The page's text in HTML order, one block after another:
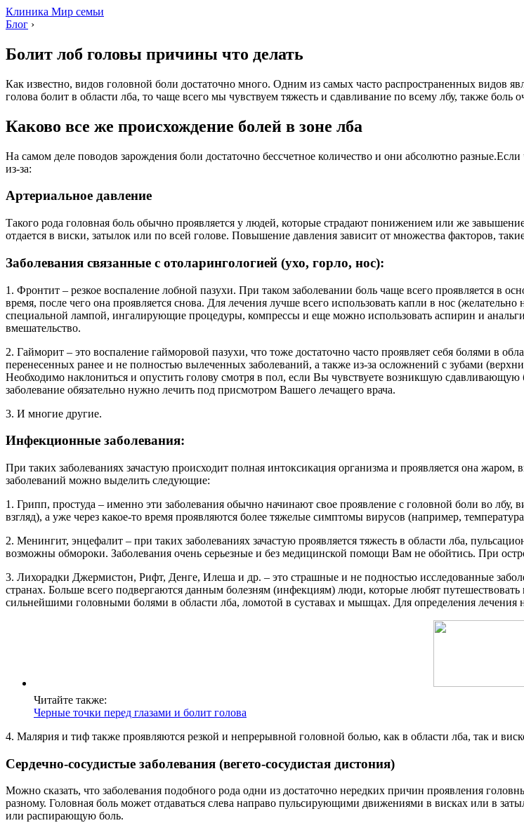
Клиника Мир семьи
Блог ›
Болит лоб головы причины что делать
Как известно, видов головной боли достаточно много. Одним из самых часто распространенных видов
голова болит в области лба, то чаще всего мы чувствуем тяжесть и сдавливание по всему лбу, также боль
Каково все же происхождение болей в зоне лба
На самом деле поводов зарождения боли достаточно бессчетное количество и они абсолютно
из-за:
Артериальное давление
Такого рода головная боль обычно проявляется у людей, которые страдают понижением или же
отдается в виски, затылок или по всей голове. Повышение давления зависит от множества факторов,
Заболевания связанные с отоларингологией (ухо, горло, нос):
1. Фронтит – резкое воспаление лобной пазухи. При таком заболевании боль чаще всего проявляется в
время, после чего она проявляется снова. Для лечения лучше всего использовать капли в нос
специальной лампой, ингалирующие процедуры, компрессы и еще можно использовать аспирин и
вмешательство.
2. Гайморит – это воспаление гайморовой пазухи, что тоже достаточно часто проявляет себя болями в
перенесенных ранее и не полностью вылеченных заболеваний, а также из-за осложнений с зубами
Необходимо наклониться и опустить голову смотря в пол, если Вы чувствуете возникшую
заболевание обязательно нужно лечить под присмотром Вашего лечащего врача.
3. И многие другие.
Инфекционные заболевания:
При таких заболеваниях зачастую происходит полная интоксикация организма и проявляется она
заболеваний можно выделить следующие:
1. Грипп, простуда – именно эти заболевания обычно начинают свое проявление с головной боли во лбу,
взгляд), а уже через какое-то время проявляются более тяжелые симптомы вирусов (например,
2. Менингит, энцефалит – при таких заболеваниях зачастую проявляется тяжесть в области лба,
возможны обмороки. Заболевания очень серьезные и без медицинской помощи Вам не обойтись. При
3. Лихорадки Джермистон, Рифт, Денге, Илеша и др. – это страшные и не подностью исследованные
странах. Больше всего подвергаются данным болезням (инфекциям) люди, которые любят
сильнейшими головными болями в области лба, ломотой в суставах и мышцах. Для определения
Читайте также:
Черные точки перед глазами и болит голова
4. Малярия и тиф также проявляются резкой и непрерывной головной болью, как в области лба, так и
Сердечно-сосудистые заболевания (вегето-сосудистая дистония)
Можно сказать, что заболевания подобного рода одни из достаточно нередких причин проявления
разному. Головная боль может отдаваться слева направо пульсирующими движениями в висках или в
или распирающую боль.